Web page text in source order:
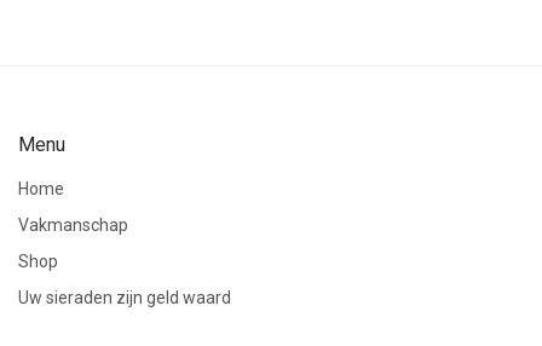
Menu
Home
Vakmanschap
Shop
Uw sieraden zijn geld waard